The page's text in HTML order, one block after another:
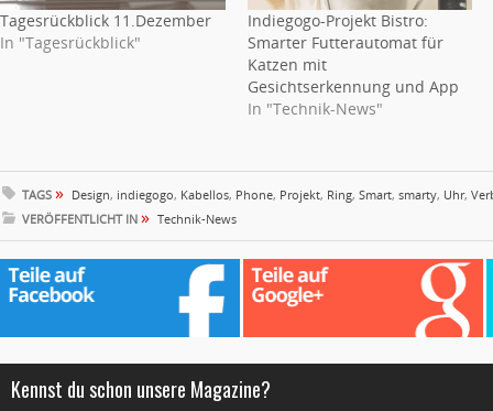
Tagesrückblick 11.Dezember
In "Tagesrückblick"
Indiegogo-Projekt Bistro:
Smarter Futterautomat für
Katzen mit
Gesichtserkennung und App
In "Technik-News"
TAGS » Design, indiegogo, Kabellos, Phone, Projekt, Ring, Smart, smarty, Uhr,
VERÖFFENTLICHT IN » Technik-News
Kennst du schon unsere Magazine?